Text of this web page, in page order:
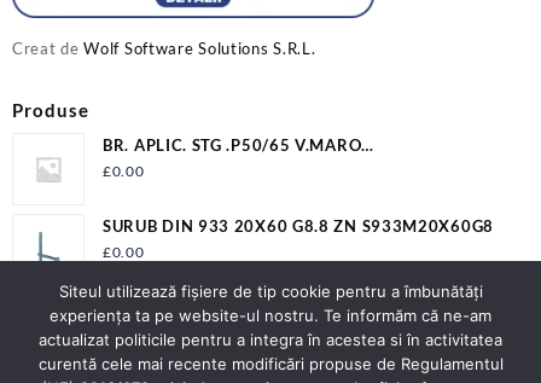
Creat deWolf Software Solutions S.R.L.
Produse
BR. APLIC. STG .P50/65 V.MARO
12009P506500VM2LV
£0.00
SURUB DIN 933 20X60 G8.8 ZN S933M20X60G8
£0.00
BR.AL Y 20/90/22D/240 NI+ZA F ER+T22 (I10)
£ 0.00
Siteul utilizează fişiere de tip cookie pentru a îmbunătăți
experiența ta pe website-ul nostru. Te informăm că ne-am
actualizat politicile pentru a integra în acestea si în activitatea
curentă cele mai recente modificări propuse de Regulamentul